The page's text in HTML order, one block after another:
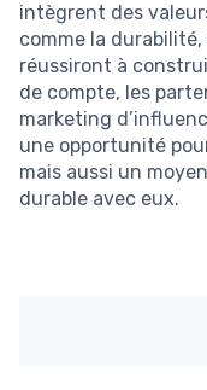
intègrent des
comme la
réussiront à
de compte, les
marketing
une opportunité
mais aussi un
durable avec eux.